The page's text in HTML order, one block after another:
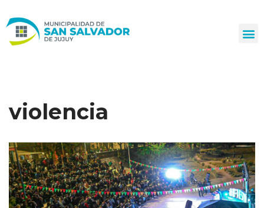
al
violencia